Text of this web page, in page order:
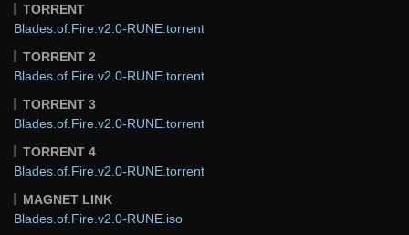
TORRENT
Blades.of.Fire.v2.0-RUNE.torrent
TORRENT 2
Blades.of.Fire.v2.0-RUNE.torrent
TORRENT 3
Blades.of.Fire.v2.0-RUNE.torrent
TORRENT 4
Blades.of.Fire.v2.0-RUNE.torrent
MAGNET LINK
Blades.of.Fire.v2.0-RUNE.iso